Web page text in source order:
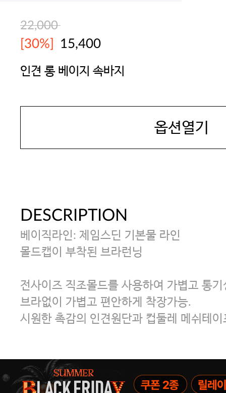
22,000
[30%] 15,400
인견 롱 베이지 속바지
옵션열기
DESCRIPTION
베이직라인: 제임스딘 기본물 라인
몰드캡이 부착된 브라런닝
전사이즈 직조몰드를 사용하여 가볍고 통
브라없이 가볍고 편안하게 착장가능.
시원한 촉감의 인견원단과 컵둘레 메쉬테